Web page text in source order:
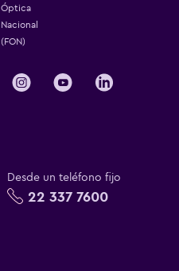
Óptica
Nacional
(FON)
Desde un teléfono fijo
22 337 7600